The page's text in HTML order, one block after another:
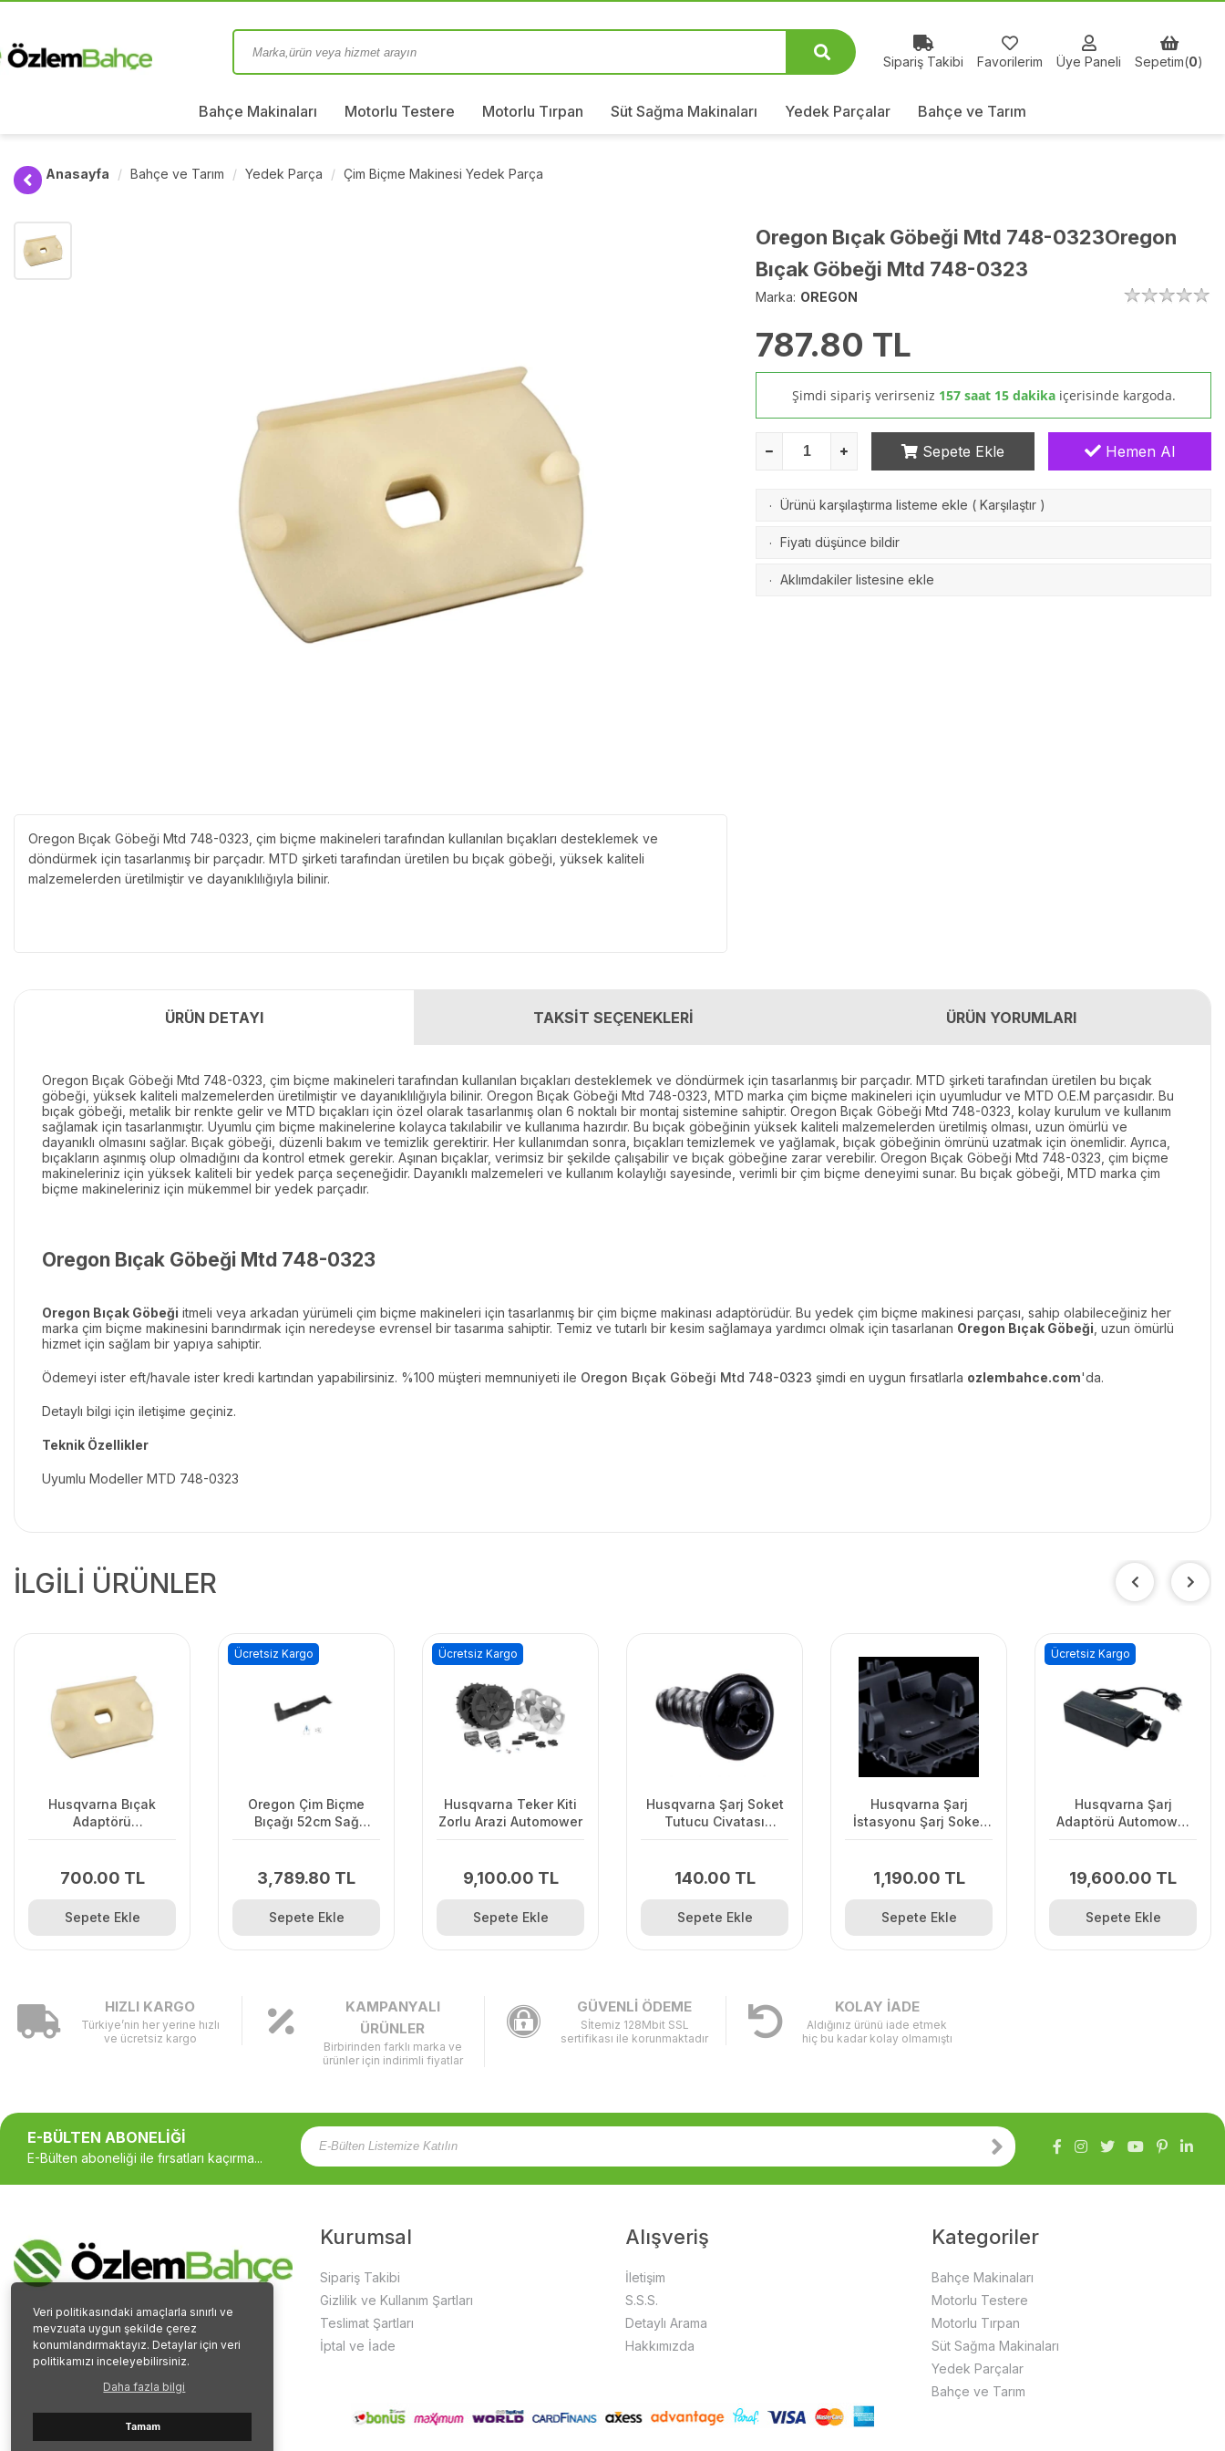
Veri politikasındaki amaçlarla sınırlı ve
mevzuata uygun şekilde çerez
konumlandırmaktayız. Detaylar için veri
politikamızı inceleyebilirsiniz.
Daha fazla bilgi
Tamam
Sipariş Takibi Favorilerim Üye Paneli Sepetim(0)
Bahçe Makinaları Motorlu Testere Motorlu Tırpan Süt Sağma Makinaları Yedek Parçalar Bahçe ve Tarım
Anasayfa Bahçe ve Tarım Yedek Parça Çim Biçme Makinesi Yedek Parça
Oregon Bıçak Göbeği Mtd 748-0323, çim biçme makineleri tarafından kullanılan bıçakları desteklemek ve
döndürmek için tasarlanmış bir parçadır. MTD şirketi tarafından üretilen bu bıçak göbeği, yüksek kaliteli
malzemelerden üretilmiştir ve dayanıklılığıyla bilinir.
Oregon Bıçak Göbeği Mtd 748-0323Oregon
Bıçak Göbeği Mtd 748-0323
Marka: OREGON
787.80 TL
Şimdi sipariş verirseniz 157 saat 15 dakika içerisinde kargoda.
Sepete Ekle Hemen Al
· Ürünü karşılaştırma listeme ekle ( Karşılaştır )
· Fiyatı düşünce bildir
· Aklımdakiler listesine ekle
ÜRÜN DETAYI TAKSİT SEÇENEKLERİ ÜRÜN YORUMLARI
Oregon Bıçak Göbeği Mtd 748-0323, çim biçme makineleri tarafından kullanılan bıçakları desteklemek ve döndürmek için tasarlanmış bir parçadır. MTD şirketi tarafından üretilen bu bıçak
göbeği, yüksek kaliteli malzemelerden üretilmiştir ve dayanıklılığıyla bilinir. Oregon Bıçak Göbeği Mtd 748-0323, MTD marka çim biçme makineleri için uyumludur ve MTD O.E.M parçasıdır. Bu
bıçak göbeği, metalik bir renkte gelir ve MTD bıçakları için özel olarak tasarlanmış olan 6 noktalı bir montaj sistemine sahiptir. Oregon Bıçak Göbeği Mtd 748-0323, kolay kurulum ve kullanım
sağlamak için tasarlanmıştır. Uyumlu çim biçme makinelerine kolayca takılabilir ve kullanıma hazırdır. Bu bıçak göbeğinin yüksek kaliteli malzemelerden üretilmiş olması, uzun ömürlü ve
dayanıklı olmasını sağlar. Bıçak göbeği, düzenli bakım ve temizlik gerektirir. Her kullanımdan sonra, bıçakları temizlemek ve yağlamak, bıçak göbeğinin ömrünü uzatmak için önemlidir. Ayrıca,
bıçakların aşınmış olup olmadığını da kontrol etmek gerekir. Aşınan bıçaklar, verimsiz bir şekilde çalışabilir ve bıçak göbeğine zarar verebilir. Oregon Bıçak Göbeği Mtd 748-0323, çim biçme
makineleriniz için yüksek kaliteli bir yedek parça seçeneğidir. Dayanıklı malzemeleri ve kullanım kolaylığı sayesinde, verimli bir çim biçme deneyimi sunar. Bu bıçak göbeği, MTD marka çim
biçme makineleriniz için mükemmel bir yedek parçadır.
Oregon Bıçak Göbeği Mtd 748-0323
Oregon Bıçak Göbeği itmeli veya arkadan yürümeli çim biçme makineleri için tasarlanmış bir çim biçme makinası adaptörüdür. Bu yedek çim biçme makinesi parçası, sahip olabileceğiniz her
marka çim biçme makinesini barındırmak için neredeyse evrensel bir tasarıma sahiptir. Temiz ve tutarlı bir kesim sağlamaya yardımcı olmak için tasarlanan Oregon Bıçak Göbeği , uzun ömürlü
hizmet için sağlam bir yapıya sahiptir.
Ödemeyi ister eft/havale ister kredi kartından yapabilirsiniz. %100 müşteri memnuniyeti ile Oregon Bıçak Göbeği Mtd 748-0323 şimdi en uygun fırsatlarla ozlembahce.com'da.
Detaylı bilgi için iletişime geçiniz.
Teknik Özellikler
Uyumlu Modeller MTD 748-0323
İLGİLİ ÜRÜNLER
Husqvarna Bıçak
Adaptörü
700.00 TL
Sepete Ekle
Oregon Çim Biçme
Bıçağı 52cm Sağ
3,789.80 TL
Ücretsiz Kargo
Sepete Ekle
Husqvarna Teker Kiti
Zorlu Arazi Automower
9,100.00 TL
Ücretsiz Kargo
Sepete Ekle
Husqvarna Şarj Soket
Tutucu Civatası
140.00 TL
Sepete Ekle
Husqvarna Şarj
İstasyonu Şarj Soket
1,190.00 TL
Sepete Ekle
Husqvarna Şarj
Adaptörü Automower
19,600.00 TL
Ücretsiz Kargo
Sepete Ekle
HIZLI KARGO
Türkiye’nin her yerine hızlı
ve ücretsiz kargo
KAMPANYALI
ÜRÜNLER
Birbirinden farklı marka ve
ürünler için indirimli fiyatlar
GÜVENLİ ÖDEME
Sİtemiz 128Mbit SSL
sertifikası ile korunmaktadır
KOLAY İADE
Aldığınız ürünü iade etmek
hiç bu kadar kolay olmamıştı
E-BÜLTEN ABONELİĞİ
E-Bülten aboneliği ile fırsatları kaçırma...
Kurumsal
Sipariş Takibi
Gizlilik ve Kullanım Şartları
Teslimat Şartları
İptal ve İade
Alışveriş
İletişim
S.S.S.
Detaylı Arama
Hakkımızda
Kategoriler
Bahçe Makinaları
Motorlu Testere
Motorlu Tırpan
Süt Sağma Makinaları
Yedek Parçalar
Bahçe ve Tarım